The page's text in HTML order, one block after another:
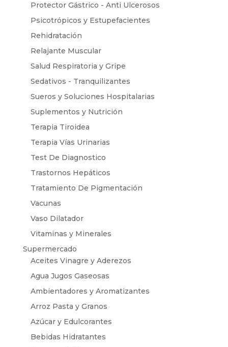
Protector Gástrico - Anti Ulcerosos
Psicotrópicos y Estupefacientes
Rehidratación
Relajante Muscular
Salud Respiratoria y Gripe
Sedativos - Tranquilizantes
Sueros y Soluciones Hospitalarias
Suplementos y Nutrición
Terapia Tiroidea
Terapia Vías Urinarias
Test De Diagnostico
Trastornos Hepáticos
Tratamiento De Pigmentación
Vacunas
Vaso Dilatador
Vitaminas y Minerales
Supermercado
Aceites Vinagre y Aderezos
Agua Jugos Gaseosas
Ambientadores y Aromatizantes
Arroz Pasta y Granos
Azúcar y Edulcorantes
Bebidas Hidratantes